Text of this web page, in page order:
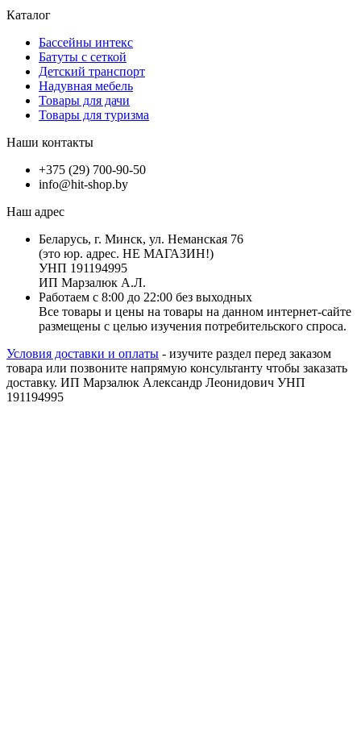
Каталог
Бассейны интекс
Батуты с сеткой
Детский транспорт
Надувная мебель
Товары для дачи
Товары для туризма
Наши контакты
+375 (29) 700-90-50
info@hit-shop.by
Наш адрес
Беларусь, г. Минск, ул. Неманская 76
(это юр. адрес. НЕ МАГАЗИН!)
УНП 191194995
ИП Марзалюк А.Л.
Работаем с 8:00 до 22:00 без выходных
Все товары и цены на товары на данном интернет-сайте
размещены с целью изучения потребительского спроса.
Условия доставки и оплаты - изучите раздел перед заказом
товара или позвоните напрямую консультанту чтобы заказать
доставку. ИП Марзалюк Александр Леонидович УНП
191194995